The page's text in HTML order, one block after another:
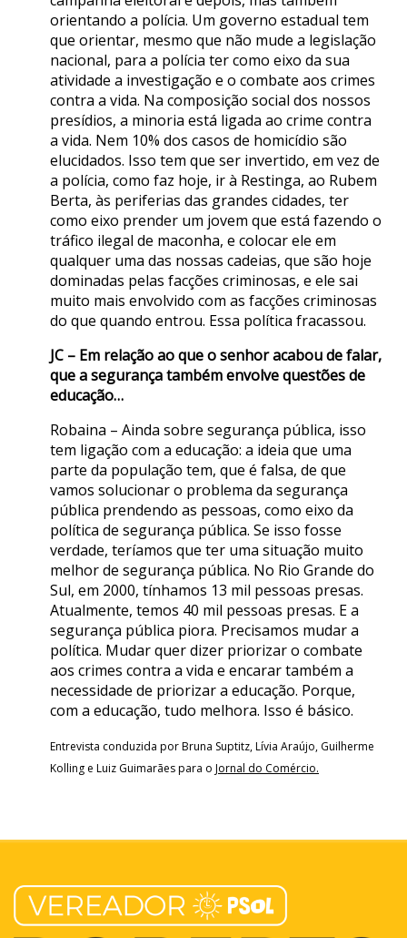
orientando a polícia. Um governo estadual tem
que orientar, mesmo que não mude a legislação
nacional, para a polícia ter como eixo da sua
atividade a investigação e o combate aos crimes
contra a vida. Na composição social dos nossos
presídios, a minoria está ligada ao crime contra
a vida. Nem 10% dos casos de homicídio são
elucidados. Isso tem que ser invertido, em vez de
a polícia, como faz hoje, ir à Restinga, ao Rubem
Berta, às periferias das grandes cidades, ter
como eixo prender um jovem que está fazendo o
tráfico ilegal de maconha, e colocar ele em
qualquer uma das nossas cadeias, que são hoje
dominadas pelas facções criminosas, e ele sai
muito mais envolvido com as facções criminosas
do que quando entrou. Essa política fracassou.
JC – Em relação ao que o senhor acabou de falar,
que a segurança também envolve questões de
educação…
Robaina – Ainda sobre segurança pública, isso
tem ligação com a educação: a ideia que uma
parte da população tem, que é falsa, de que
vamos solucionar o problema da segurança
pública prendendo as pessoas, como eixo da
política de segurança pública. Se isso fosse
verdade, teríamos que ter uma situação muito
melhor de segurança pública. No Rio Grande do
Sul, em 2000, tínhamos 13 mil pessoas presas.
Atualmente, temos 40 mil pessoas presas. E a
segurança pública piora. Precisamos mudar a
política. Mudar quer dizer priorizar o combate
aos crimes contra a vida e encarar também a
necessidade de priorizar a educação. Porque,
com a educação, tudo melhora. Isso é básico.
Entrevista conduzida por Bruna Suptitz, Lívia Araújo, Guilherme
Kolling e Luiz Guimarães para o Jornal do Comércio.